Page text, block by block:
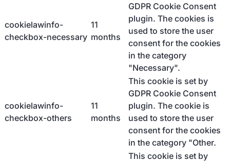
cookielawinfo-
checkbox-necessary
11
months
GDPR Cookie Consent
plugin. The cookies is
used to store the user
consent for the cookies
in the category
"Necessary".
cookielawinfo-
checkbox-others
11
months
This cookie is set by
GDPR Cookie Consent
plugin. The cookie is
used to store the user
consent for the cookies
in the category "Other.
This cookie is set by